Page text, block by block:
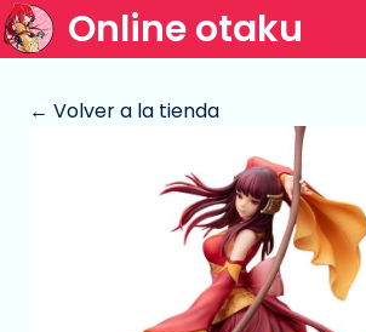
Online otaku
← Volver a la tienda